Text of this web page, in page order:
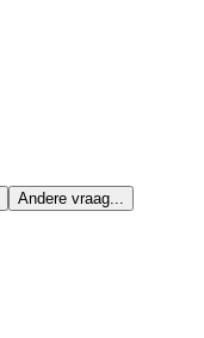
Andere vraag...